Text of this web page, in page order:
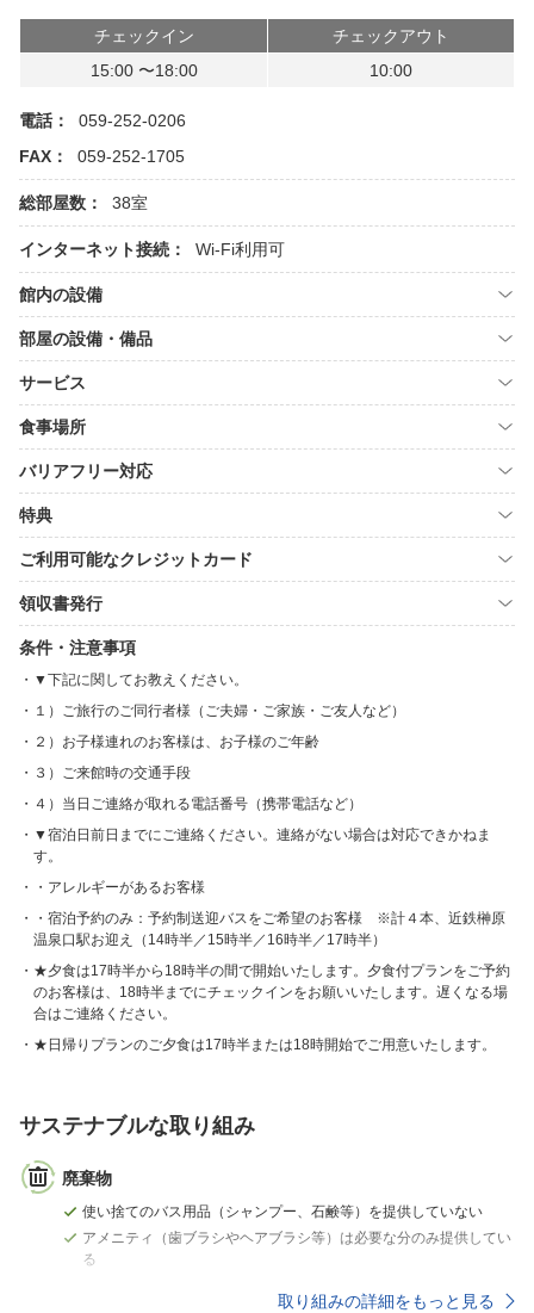
チェックイン
チェックアウト
15:00 〜18:00
10:00
電話：
059-252-0206
FAX：
059-252-1705
総部屋数： 38室
インターネット接続： Wi-Fi利用可
館内の設備
部屋の設備・備品
サービス
食事場所
バリアフリー対応
特典
ご利用可能なクレジットカード
領収書発行
条件・注意事項
▼下記に関してお教えください。
１）ご旅行のご同行者様（ご夫婦・ご家族・ご友人など）
２）お子様連れのお客様は、お子様のご年齢
３）ご来館時の交通手段
４）当日ご連絡が取れる電話番号（携帯電話など）
▼宿泊日前日までにご連絡ください。連絡がない場合は対応できかねま
す。
・アレルギーがあるお客様
・宿泊予約のみ：予約制送迎バスをご希望のお客様 ※計４本、近鉄榊原
温泉口駅お迎え（14時半／15時半／16時半／17時半）
★夕食は17時半から18時半の間で開始いたします。夕食付プランをご予約
のお客様は、18時半までにチェックインをお願いいたします。遅くなる場
合はご連絡ください。
★日帰りプランのご夕食は17時半または18時開始でご用意いたします。
サステナブルな取り組み
廃棄物
使い捨てのバス用品（シャンプー、石鹸等）を提供していない
アメニティ（歯ブラシやヘアブラシ等）は必要な分のみ提供してい
る
取り組みの詳細をもっと見る